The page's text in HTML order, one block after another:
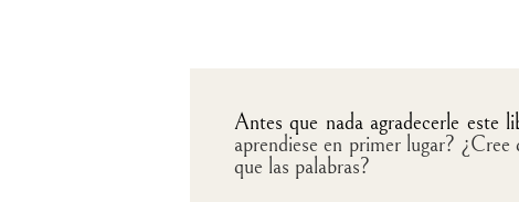
Antes que nada agradecerle este
aprendiese en primer lugar?
que las palabras?